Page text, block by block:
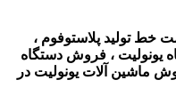
خط تولید پلاستوفوم ،
یونولیت ، فروش دستگاه
ماشین آلات یونولیت در